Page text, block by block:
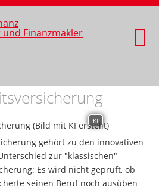
KI
gehört zu den innovativen
zur "klassischen"
Es wird nicht geprüft, ob
seinen Beruf noch ausüben